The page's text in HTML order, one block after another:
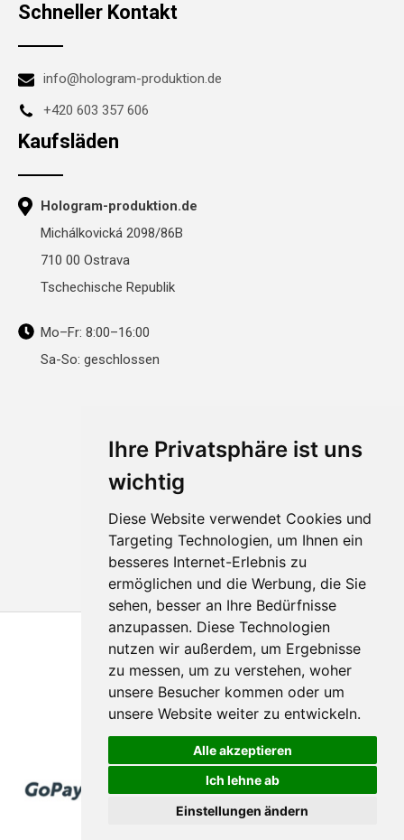
Ihre Privatsphäre ist uns
wichtig
Diese Website verwendet Cookies und
Targeting Technologien, um Ihnen ein
besseres Internet-Erlebnis zu
ermöglichen und die Werbung, die Sie
sehen, besser an Ihre Bedürfnisse
anzupassen. Diese Technologien
nutzen wir außerdem, um Ergebnisse
zu messen, um zu verstehen, woher
unsere Besucher kommen oder um
unsere Website weiter zu entwickeln.
Alle akzeptieren
Ich lehne ab
Einstellungen ändern
Schneller Kontakt
info@hologram-produktion.de
+420 603 357 606
Kaufsläden
Hologram-produktion.de
Michálkovická 2098/86B
710 00 Ostrava
Tschechische Republik
Mo–Fr: 8:00–16:00
Sa-So: geschlossen